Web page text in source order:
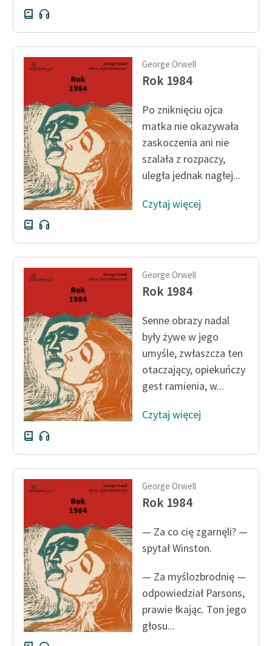
George Orwell
Rok 1984
Po zniknięciu ojca
matka nie okazywała
zaskoczenia ani nie
szalała z rozpaczy,
uległa jednak nagłej...
Czytaj więcej
George Orwell
Rok 1984
Senne obrazy nadal
były żywe w jego
umyśle, zwłaszcza ten
otaczający, opiekuńczy
gest ramienia, w...
Czytaj więcej
George Orwell
Rok 1984
— Za co cię zgarnęli? —
spytał Winston.
— Za myślozbrodnię —
odpowiedział Parsons,
prawie łkając. Ton jego
głosu...